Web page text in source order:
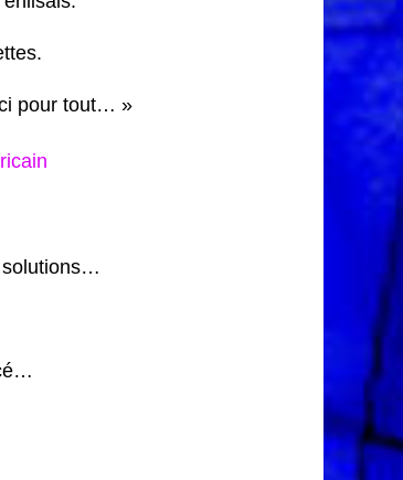
pour tout… »
solutions…